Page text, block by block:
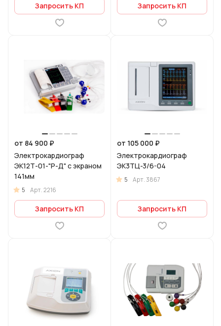
Запросить КП Запросить КП
от 84 900 ₽
Электрокардиограф
ЭК12Т-01-"Р-Д" с экраном
141мм
5 Арт.2216
Запросить КП
от 105 000 ₽
Электрокардиограф
ЭК3ТЦ-3/6-04
5 Арт.3867
Запросить КП